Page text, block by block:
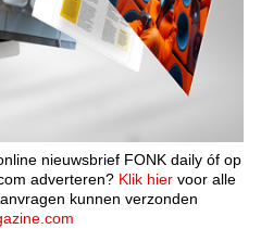
nieuwsbrief FONK daily óf op
adverteren? Klik hier voor alle
kunnen verzonden